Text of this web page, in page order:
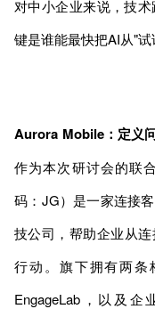
对中小企业来说，技
键是谁能最快把AI从"试
Aurora Mobile：定义
作为本次研讨会的联
码：JG）是一家连接
技公司，帮助企业从
行动。旗下拥有两
EngageLab，以及企